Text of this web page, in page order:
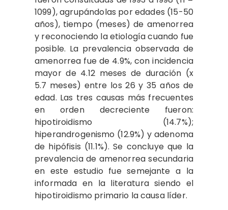
1099), agrupándolas por edades (15-50
años), tiempo (meses) de amenorrea
y reconociendo la etiología cuando fue
posible. La prevalencia observada de
amenorrea fue de 4.9%, con incidencia
mayor de 4.12 meses de duración (x
5.7 meses) entre los 26 y 35 años de
edad. Las tres causas más frecuentes
en orden decreciente fueron:
hipotiroidismo (14.7%);
hiperandrogenismo (12.9%) y adenoma
de hipófisis (11.1%). Se concluye que la
prevalencia de amenorrea secundaria
en este estudio fue semejante a la
informada en la literatura siendo el
hipotiroidismo primario la causa líder.